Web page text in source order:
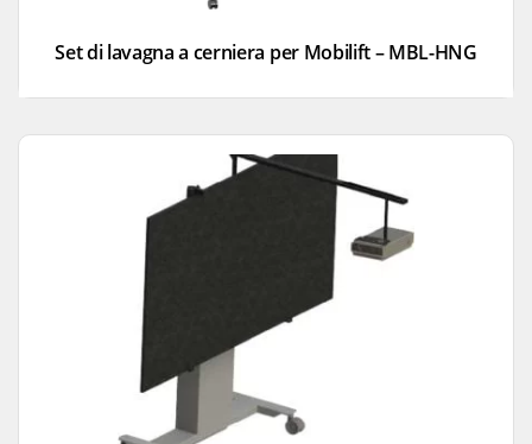
Set di lavagna a cerniera per Mobilift – MBL-HNG